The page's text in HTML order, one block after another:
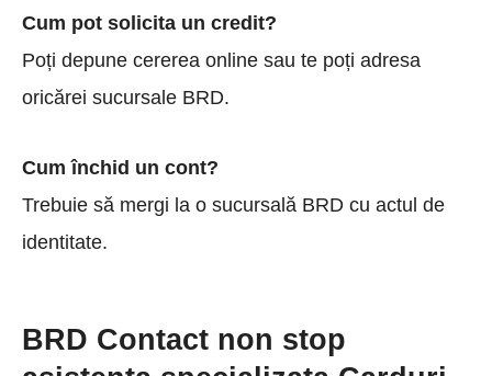
Cum pot solicita un credit?
Poți depune cererea online sau te poți adresa
oricărei sucursale BRD.
Cum închid un cont?
Trebuie să mergi la o sucursală BRD cu actul de
identitate.
BRD Contact non stop